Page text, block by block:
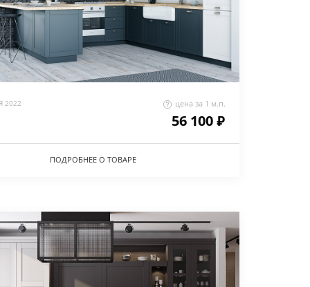
2022 цена за 1 м.п.
56 100 ₽
ПОДРОБНЕЕ О ТОВАРЕ